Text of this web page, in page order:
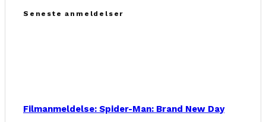
Seneste anmeldelser
Filmanmeldelse: Spider-Man: Brand New Day